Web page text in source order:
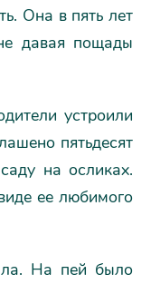
Она в пять лет
давая пощады
устроили
пятьдесят
на осликах.
ее любимого
На пей было